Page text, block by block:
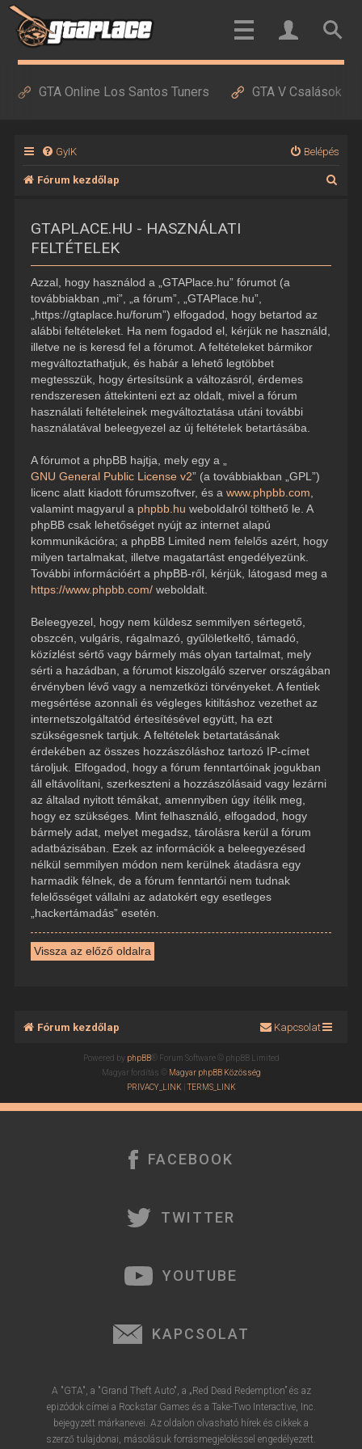
GTA Online Los Santos Tuners GTA V Csalások
GyIK Belépés
Fórum kezdőlap
GTAPLACE.HU - HASZNÁLATI
FELTÉTELEK
Azzal, hogy használod a „GTAPlace.hu” fórumot (a
továbbiakban „mi”, „a fórum”, „GTAPlace.hu”,
„https://gtaplace.hu/forum”) elfogadod, hogy betartod az
alábbi feltételeket. Ha nem fogadod el, kérjük ne használd,
illetve ne is keresd fel a fórumot. A feltételeket bármikor
megváltoztathatjuk, és habár a lehető legtöbbet
megtesszük, hogy értesítsünk a változásról, érdemes
rendszeresen áttekinteni ezt az oldalt, mivel a fórum
használati feltételeinek megváltoztatása utáni további
használatával beleegyezel az új feltételek betartásába.
A fórumot a phpBB hajtja, mely egy a „
GNU General Public License v2” (a továbbiakban „GPL”)
licenc alatt kiadott fórumszoftver, és a www.phpbb.com
valamint magyarul a phpbb.hu weboldalról tölthető le. A
phpBB csak lehetőséget nyújt az internet alapú
kommunikációra; a phpBB Limited nem felelős azért, hogy
milyen tartalmakat, illetve magatartást engedélyezünk.
További információért a phpBB-ről, kérjük, látogasd meg a
https://www.phpbb.com/weboldalt.
Beleegyezel, hogy nem küldesz semmilyen sértegető,
obszcén, vulgáris, rágalmazó, gyűlöletkeltő, támadó,
közízlést sértő vagy bármely más olyan tartalmat, mely
sérti a hazádban, a fórumot kiszolgáló szerver országában
érvényben lévő vagy a nemzetközi törvényeket. A fentiek
megsértése azonnali és végleges kitiltáshoz vezethet az
internetszolgáltatód értesítésével együtt, ha ezt
szükségesnek tartjuk. A feltételek betartatásának
érdekében az összes hozzászóláshoz tartozó IP-címet
tároljuk. Elfogadod, hogy a fórum fenntartóinak jogukban
áll eltávolítani, szerkeszteni a hozzászólásaid vagy lezárni
az általad nyitott témákat, amennyiben úgy ítélik meg,
hogy ez szükséges. Mint felhasználó, elfogadod, hogy
bármely adat, melyet megadsz, tárolásra kerül a fórum
adatbázisában. Ezek az információk a beleegyezésed
nélkül semmilyen módon nem kerülnek átadásra egy
harmadik félnek, de a fórum fenntartói nem tudnak
felelősséget vállalni az adatokért egy esetleges
„hackertámadás” esetén.
Vissza az előző oldalra
Fórum kezdőlap Kapcsolat
Powered by phpBB® Forum Software © phpBB Limited
Magyar fordítás © Magyar phpBB Közösség
PRIVACY_LINK |TERMS_LINK
FACEBOOK
TWITTER
YOUTUBE
KAPCSOLAT
A "GTA", a "Grand Theft Auto", a „Red Dead Redemption” és az
epizódok címei a Rockstar Games és a Take-Two Interactive, Inc.
bejegyzett márkanevei. Az oldalon olvasható hírek és cikkek a
szerző tulajdonai, másolásuk forrásmegjelöléssel engedélyezett.